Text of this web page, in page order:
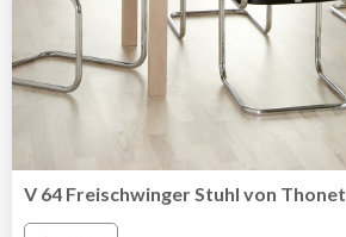
V 64 Freischwinger Stuhl von Thonet